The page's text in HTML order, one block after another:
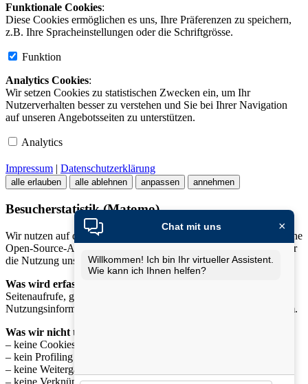
Funktionale Cookies:
Diese Cookies ermöglichen es uns, Ihre Präferenzen zu speichern,
z.B. Ihre Spracheinstellungen oder die Schriftgrösse.
Funktion
Analytics Cookies:
Wir setzen Cookies zu statistischen Zwecken ein, um Ihr
Nutzerverhalten besser zu verstehen und Sie bei Ihrer Navigation
auf unseren Angebotsseiten zu unterstützen.
Analytics
Impressum | Datenschutzerklärung
alle erlauben alle ablehnen anpassen annehmen
Besucherstatistik (Matomo)
Wir nutzen auf dieser Website
, eine datenschutzfreundliche
Open-Source-Analyse-Software, um anonymisierte Statistiken über
die Nutzung unserer Website zu erhalten.
Was wird erfasst?
Seitenaufrufe, genutzte Geräteklassen und allgemeine
Nutzungsinformationen – ausschliesslich in
anonymisierter Form.
Was wir nicht tun:
– keine Cookies zur Wiedererkennung
– kein Profiling einzelner Nutzer
– keine Weitergabe der Daten an Dritte
– keine Verknüpfung mit personenbezogenen Daten
Chat mit uns ×
Willkommen! Ich bin Ihr virtueller Assistent.
Wie kann ich Ihnen helfen?